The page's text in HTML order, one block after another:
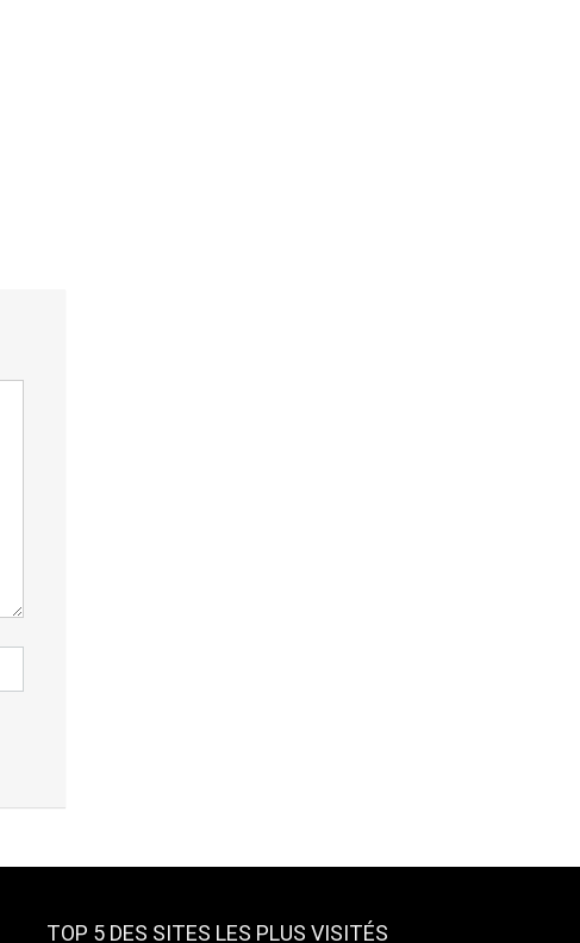
TOP 5 DES SITES LES PLUS VISITÉS